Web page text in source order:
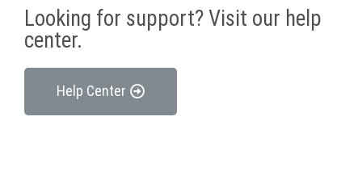
Looking for support? Visit our help
center.
Help Center